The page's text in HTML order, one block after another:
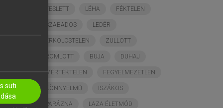
FESLETT LÉHA FÉKTELEN
SZABADOS LEDÉR
ERKÖLCSTELEN ZÜLLÖTT
ROMLOTT BUJA DUHAJ
MÉRTÉKTELEN FEGYELMEZETLEN
KÖNNYELMŰ ISZÁKOS
PARÁZNA LAZA ÉLETMÓD
süti